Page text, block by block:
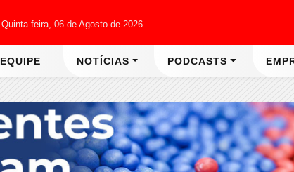
Quinta-feira, 06 de Agosto de 2026
EQUIPE NOTÍCIAS PODCASTS